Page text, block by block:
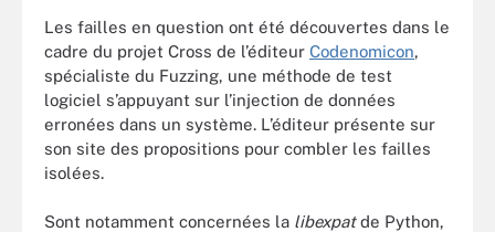
Les failles en question ont été découvertes dans le
cadre du projet Cross de l’éditeur Codenomicon,
spécialiste du Fuzzing, une méthode de test
logiciel s’appuyant sur l’injection de données
erronées dans un système. L’éditeur présente sur
son site des propositions pour combler les failles
isolées.
Sont notamment concernées la libexpatde Python,